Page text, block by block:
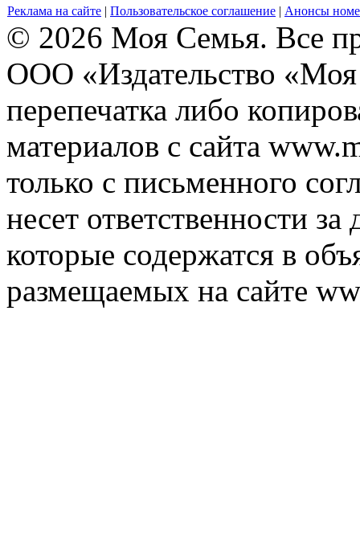
Реклама на сайте | Пользовательское соглашение | Анонсы
© 2026 Моя Семья. Все
ООО «Издательство
перепечатка либо
материалов с сайта
только с письменного
несет ответственности
которые содержатся в
размещаемых на сайте